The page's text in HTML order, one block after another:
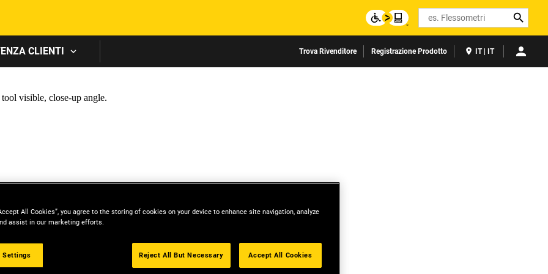
Search
CLIENTI Trova Rivenditore Registrazione Prodotto IT | IT
All Cookies”, you agree to the storing of cookies on your device to enhance site navigation, analyze
assist in our marketing efforts.
Settings Reject All But Necessary Accept All Cookies